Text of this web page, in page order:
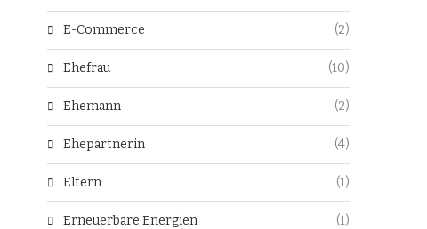
E-Commerce (2)
Ehefrau (10)
Ehemann (2)
Ehepartnerin (4)
Eltern (1)
Erneuerbare Energien (1)